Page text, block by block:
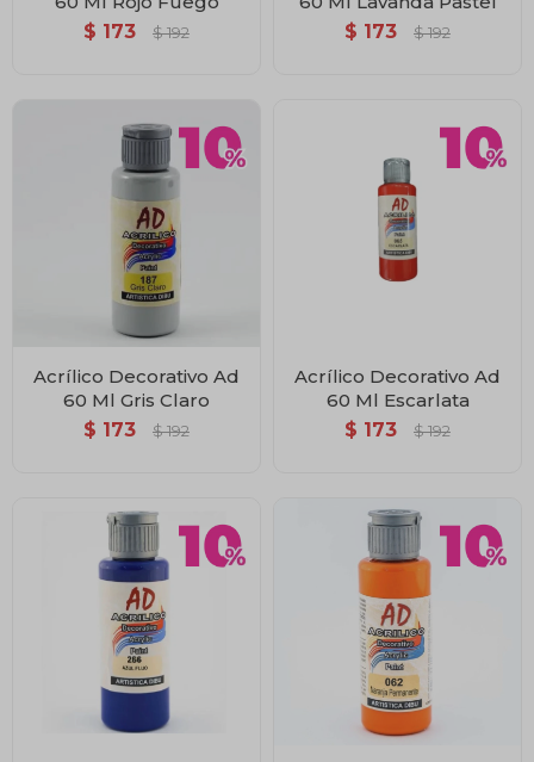
$ 173 $ 192
$ 173 $ 192
Acrílico Decorativo Ad
60 Ml Gris Claro
$ 173 $ 192
Acrílico Decorativo Ad
60 Ml Escarlata
$ 173 $ 192